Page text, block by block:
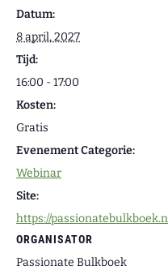
Datum:
8 april, 2027
Tijd:
16:00 - 17:00
Kosten:
Gratis
Evenement Categorie:
Webinar
Site:
https://
ORGANISATOR
Passionate Bulkboek